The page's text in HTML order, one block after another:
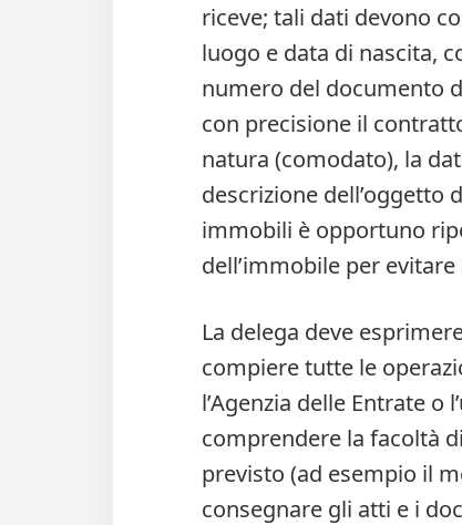
riceve; tali dati devono
luogo e data di nascita,
numero del documento
con precisione il
natura (comodato), la
descrizione dell’oggetto
immobili è opportuno
dell’immobile per
La delega deve
compiere tutte le
l’Agenzia delle Entrate o
comprendere la facoltà
previsto (ad esempio il
consegnare gli atti e i